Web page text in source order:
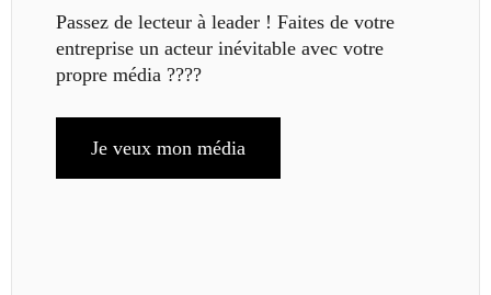
Passez de lecteur à leader ! Faites de votre
entreprise un acteur inévitable avec votre
propre média ????
Je veux mon média